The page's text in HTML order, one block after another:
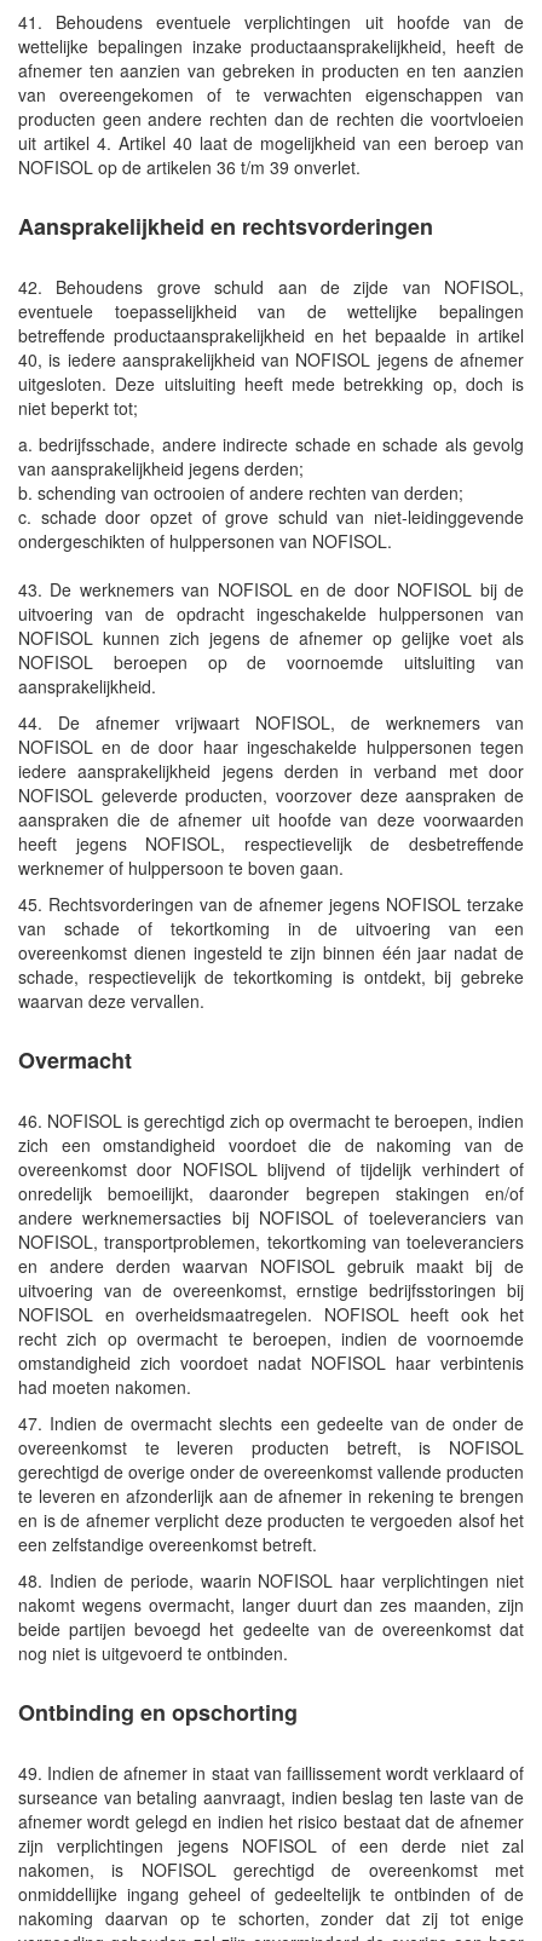
41. Behoudens eventuele verplichtingen uit hoofde van de
wettelijke bepalingen inzake productaansprakelijkheid, heeft de
afnemer ten aanzien van gebreken in producten en ten aanzien
van overeengekomen of te verwachten eigenschappen van
producten geen andere rechten dan de rechten die voortvloeien
uit artikel 4. Artikel 40 laat de mogelijkheid van een beroep van
NOFISOL op de artikelen 36 t/m 39 onverlet.
Aansprakelijkheid en rechtsvorderingen
42. Behoudens grove schuld aan de zijde van NOFISOL,
eventuele toepasselijkheid van de wettelijke bepalingen
betreffende productaansprakelijkheid en het bepaalde in artikel
40, is iedere aansprakelijkheid van NOFISOL jegens de afnemer
uitgesloten. Deze uitsluiting heeft mede betrekking op, doch is
niet beperkt tot;
a. bedrijfsschade, andere indirecte schade en schade als gevolg
van aansprakelijkheid jegens derden;
b. schending van octrooien of andere rechten van derden;
c. schade door opzet of grove schuld van niet-leidinggevende
ondergeschikten of hulppersonen van NOFISOL.
43. De werknemers van NOFISOL en de door NOFISOL bij de
uitvoering van de opdracht ingeschakelde hulppersonen van
NOFISOL kunnen zich jegens de afnemer op gelijke voet als
NOFISOL beroepen op de voornoemde uitsluiting van
aansprakelijkheid.
44. De afnemer vrijwaart NOFISOL, de werknemers van
NOFISOL en de door haar ingeschakelde hulppersonen tegen
iedere aansprakelijkheid jegens derden in verband met door
NOFISOL geleverde producten, voorzover deze aanspraken de
aanspraken die de afnemer uit hoofde van deze voorwaarden
heeft jegens NOFISOL, respectievelijk de desbetreffende
werknemer of hulppersoon te boven gaan.
45. Rechtsvorderingen van de afnemer jegens NOFISOL terzake
van schade of tekortkoming in de uitvoering van een
overeenkomst dienen ingesteld te zijn binnen één jaar nadat de
schade, respectievelijk de tekortkoming is ontdekt, bij gebreke
waarvan deze vervallen.
Overmacht
46. NOFISOL is gerechtigd zich op overmacht te beroepen, indien
zich een omstandigheid voordoet die de nakoming van de
overeenkomst door NOFISOL blijvend of tijdelijk verhindert of
onredelijk bemoeilijkt, daaronder begrepen stakingen en/of
andere werknemersacties bij NOFISOL of toeleveranciers van
NOFISOL, transportproblemen, tekortkoming van toeleveranciers
en andere derden waarvan NOFISOL gebruik maakt bij de
uitvoering van de overeenkomst, ernstige bedrijfsstoringen bij
NOFISOL en overheidsmaatregelen. NOFISOL heeft ook het
recht zich op overmacht te beroepen, indien de voornoemde
omstandigheid zich voordoet nadat NOFISOL haar verbintenis
had moeten nakomen.
47. Indien de overmacht slechts een gedeelte van de onder de
overeenkomst te leveren producten betreft, is NOFISOL
gerechtigd de overige onder de overeenkomst vallende producten
te leveren en afzonderlijk aan de afnemer in rekening te brengen
en is de afnemer verplicht deze producten te vergoeden alsof het
een zelfstandige overeenkomst betreft.
48. Indien de periode, waarin NOFISOL haar verplichtingen niet
nakomt wegens overmacht, langer duurt dan zes maanden, zijn
beide partijen bevoegd het gedeelte van de overeenkomst dat
nog niet is uitgevoerd te ontbinden.
Ontbinding en opschorting
49. Indien de afnemer in staat van faillissement wordt verklaard of
surseance van betaling aanvraagt, indien beslag ten laste van de
afnemer wordt gelegd en indien het risico bestaat dat de afnemer
zijn verplichtingen jegens NOFISOL of een derde niet zal
nakomen, is NOFISOL gerechtigd de overeenkomst met
onmiddellijke ingang geheel of gedeeltelijk te ontbinden of de
nakoming daarvan op te schorten, zonder dat zij tot enige